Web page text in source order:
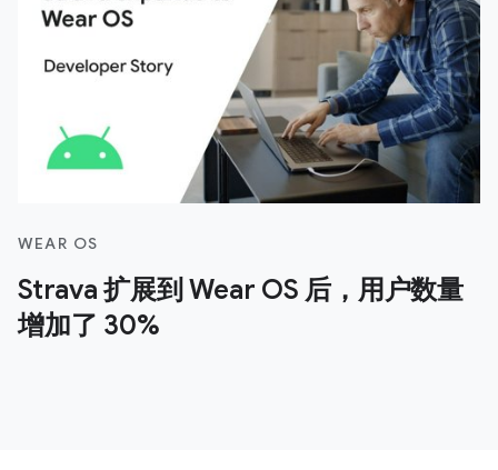
WEAR OS
Strava 扩展到 Wear OS 后，用户数量
增加了 30%